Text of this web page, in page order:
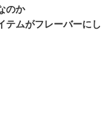
のか
テムがフレーバーにし